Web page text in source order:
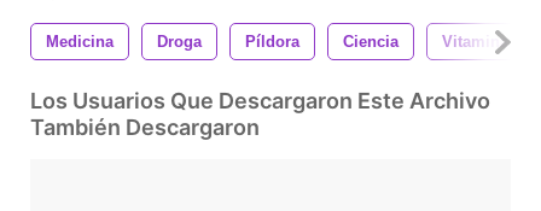
Medicina Droga Píldora Ciencia Vitamina
Los Usuarios Que Descargaron Este Archivo
También Descargaron